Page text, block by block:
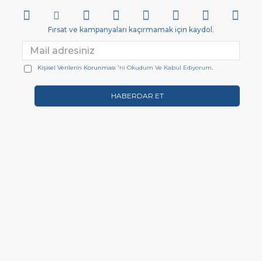
Fırsat ve kampanyaları kaçırmamak için kaydol.
HABERDAR ET
Kişisel Verilerin Korunması 'ni Okudum Ve Kabul Ediyorum.